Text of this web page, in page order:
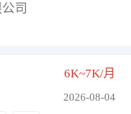
司
6K~7K/月
2026-08-04